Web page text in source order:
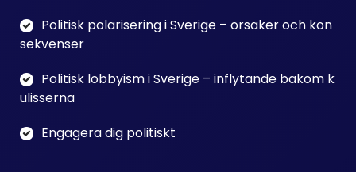
Politisk polarisering i Sverige – orsaker och kon
sekvenser
Politisk lobbyism i Sverige – inflytande bakom k
ulisserna
Engagera dig politiskt